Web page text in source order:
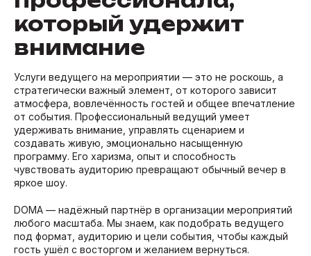
который удержит
внимание
Услуги ведущего на мероприятии — это не роскошь, а
стратегически важный элемент, от которого зависит
атмосфера, вовлечённость гостей и общее впечатление
от события. Профессиональный ведущий умеет
удерживать внимание, управлять сценарием и
создавать живую, эмоционально насыщенную
программу. Его харизма, опыт и способность
чувствовать аудиторию превращают обычный вечер в
яркое шоу.
DOMA — надёжный партнёр в организации мероприятий
любого масштаба. Мы знаем, как подобрать ведущего
под формат, аудиторию и цели события, чтобы каждый
гость ушёл с восторгом и желанием вернуться.